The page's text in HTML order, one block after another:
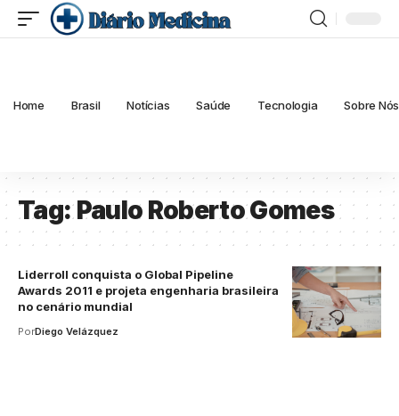
Home Brasil Notícias Saúde Tecnologia Sobre Nós
Tag:Paulo Roberto Gomes
Liderroll conquista o Global Pipeline
Awards 2011 e projeta engenharia brasileira
no cenário mundial
PorDiego Velázquez